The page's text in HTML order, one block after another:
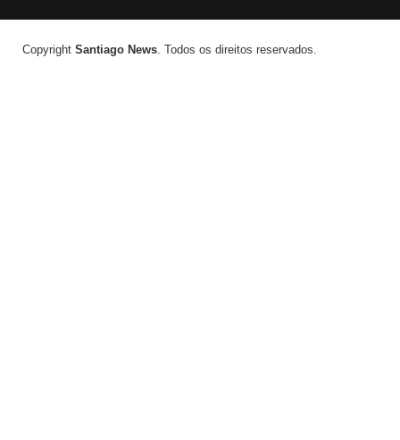
Copyright Santiago News. Todos os direitos reservados.